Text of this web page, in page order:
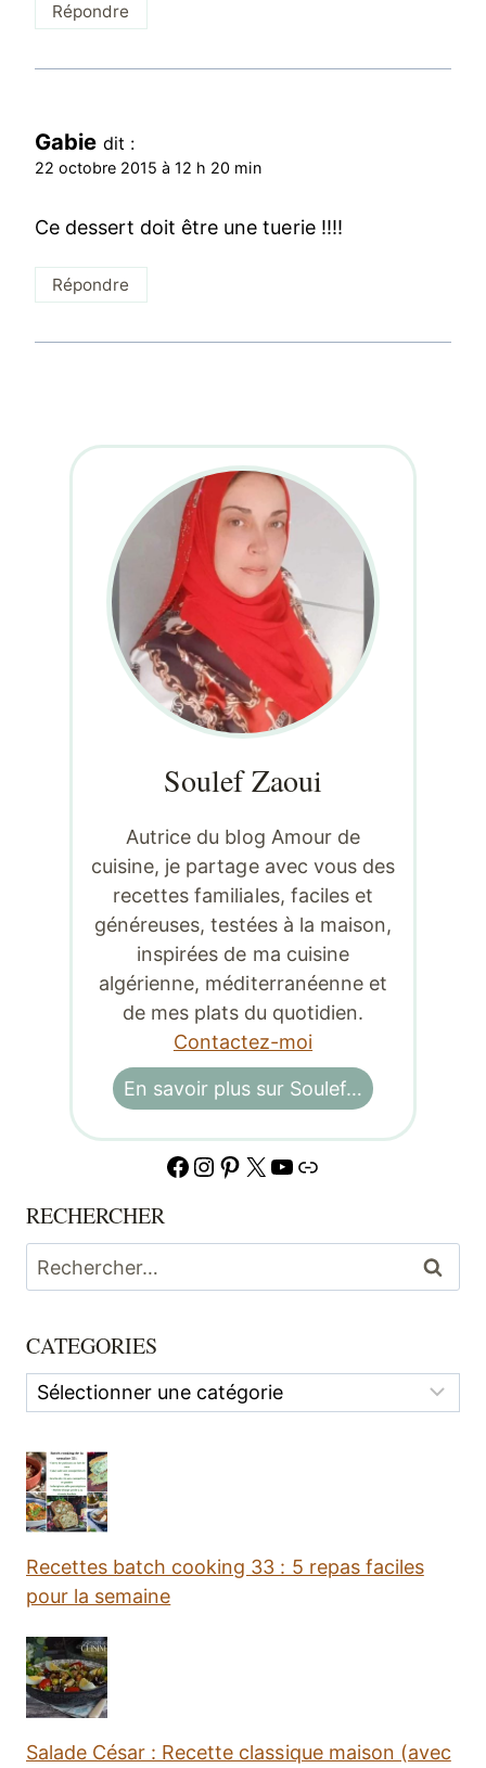
Répondre
Gabie dit :
22 octobre 2015 à 12 h 20 min
Ce dessert doit être une tuerie !!!!
Répondre
Soulef Zaoui
Autrice du blog Amour de
cuisine, je partage avec vous des
recettes familiales, faciles et
généreuses, testées à la maison,
inspirées de ma cuisine
algérienne, méditerranéenne et
de mes plats du quotidien.
Contactez-moi
En savoir plus sur Soulef…
Facebook
Instagram
Pinterest
X YouTube
Lien
RECHERCHER
Rechercher :
CATEGORIES
Categories
Recettes batch cooking 33 : 5 repas faciles
pour la semaine
Salade César : Recette classique maison (avec